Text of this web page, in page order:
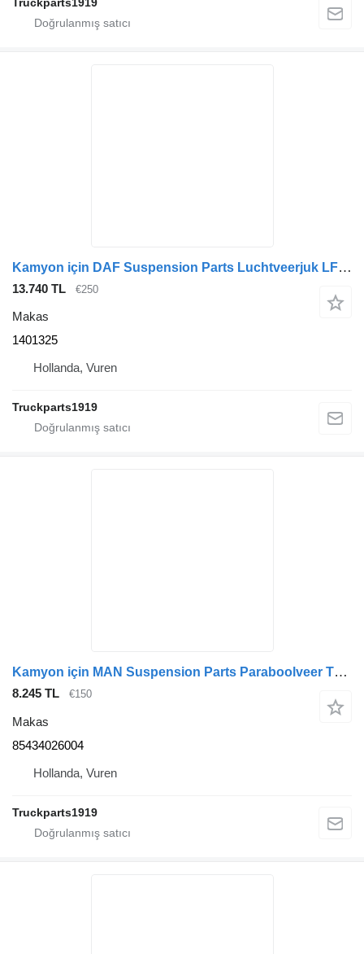
Kamyon için DAF Suspension Parts Luchtveerjuk LF 1401325 makas
13.740 TL €250
Makas
1401325
Hollanda, Vuren
Truckparts1919
Kamyon için MAN Suspension Parts Paraboolveer TGL 85434026004 makas
8.245 TL €150
Makas
85434026004
Hollanda, Vuren
Truckparts1919